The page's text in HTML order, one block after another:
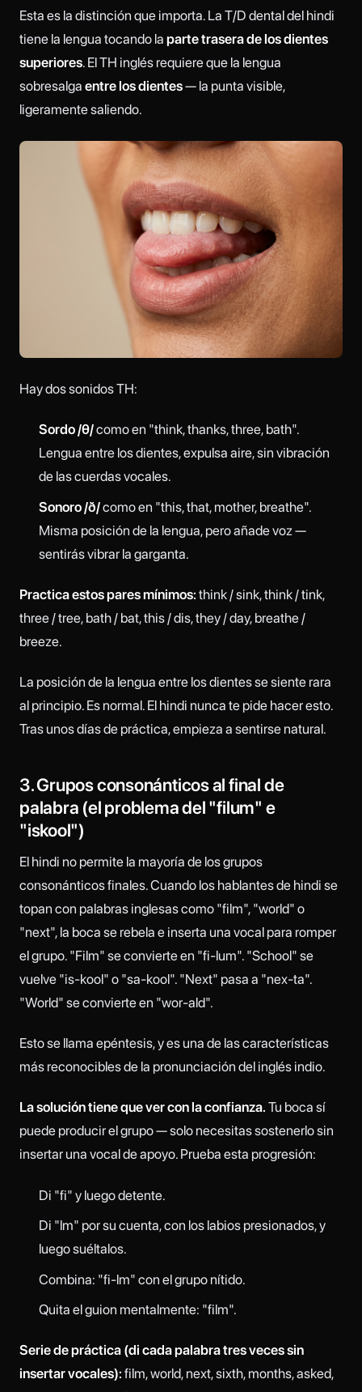
Esta es la distinción que importa. La T/D dental del hindi
tiene la lengua tocando la parte trasera de los dientes
superiores. El TH inglés requiere que la lengua
sobresalga entre los dientes— la punta visible,
ligeramente saliendo.
Hay dos sonidos TH:
Sordo /θ/como en "think, thanks, three, bath".
Lengua entre los dientes, expulsa aire, sin vibración
de las cuerdas vocales.
Sonoro /ð/como en "this, that, mother, breathe".
Misma posición de la lengua, pero añade voz —
sentirás vibrar la garganta.
Practica estos pares mínimos: think / sink, think / tink,
three / tree, bath / bat, this / dis, they / day, breathe /
breeze.
La posición de la lengua entre los dientes se siente rara
al principio. Es normal. El hindi nunca te pide hacer esto.
Tras unos días de práctica, empieza a sentirse natural.
3. Grupos consonánticos al final de
palabra (el problema del "filum" e
"iskool")
El hindi no permite la mayoría de los grupos
consonánticos finales. Cuando los hablantes de hindi se
topan con palabras inglesas como "film", "world" o
"next", la boca se rebela e inserta una vocal para romper
el grupo. "Film" se convierte en "fi-lum". "School" se
vuelve "is-kool" o "sa-kool". "Next" pasa a "nex-ta".
"World" se convierte en "wor-ald".
Esto se llama epéntesis, y es una de las características
más reconocibles de la pronunciación del inglés indio.
La solución tiene que ver con la confianza. Tu boca sí
puede producir el grupo — solo necesitas sostenerlo sin
insertar una vocal de apoyo. Prueba esta progresión:
Di "fi" y luego detente.
Di "lm" por su cuenta, con los labios presionados, y
luego suéltalos.
Combina: "fi-lm" con el grupo nítido.
Quita el guion mentalmente: "film".
Serie de práctica (di cada palabra tres veces sin
insertar vocales): film, world, next, sixth, months, asked,